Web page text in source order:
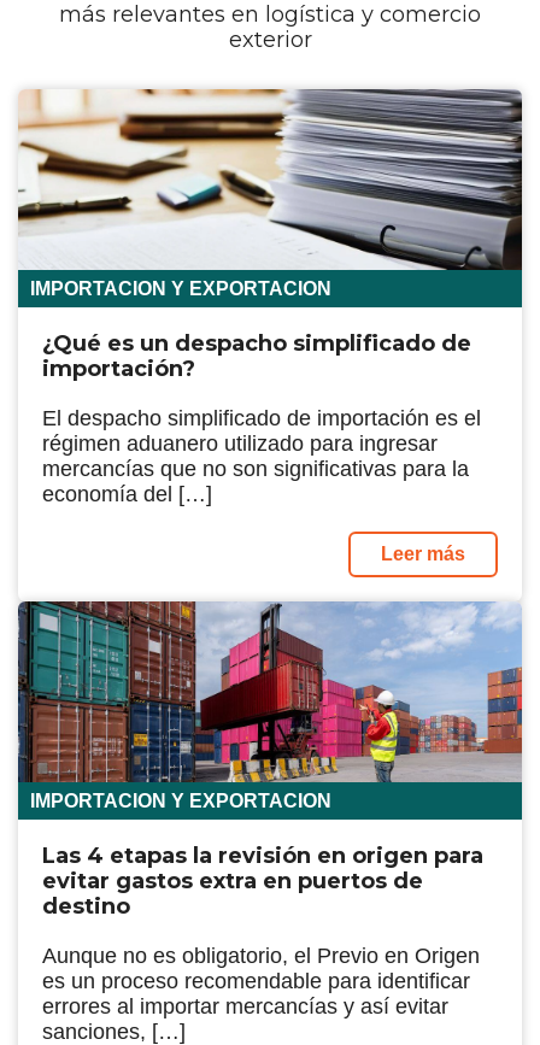
más relevantes en logística y comercio
exterior
IMPORTACION Y EXPORTACION
¿Qué es un despacho simplificado de
importación?
El despacho simplificado de importación es el
régimen aduanero utilizado para ingresar
mercancías que no son significativas para la
economía del […]
Leer más
IMPORTACION Y EXPORTACION
Las 4 etapas la revisión en origen para
evitar gastos extra en puertos de
destino
Aunque no es obligatorio, el Previo en Origen
es un proceso recomendable para identificar
errores al importar mercancías y así evitar
sanciones, […]